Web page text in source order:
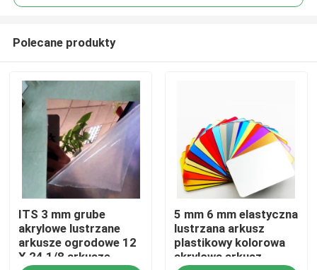
Do domu
Produkty
filmy
Polecane produkty
ITS 3 mm grube
akrylowe lustrzane
arkusze ogrodowe 12
X 24 1/8 arkusze
5 mm 6 mm elastyczna
lustrzana arkusz
plastikowy kolorowa
akrylowa arkusz